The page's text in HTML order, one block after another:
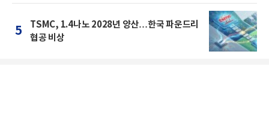
5
TSMC, 1.4나노 2028년 양산…한국 파운드리
협공 비상